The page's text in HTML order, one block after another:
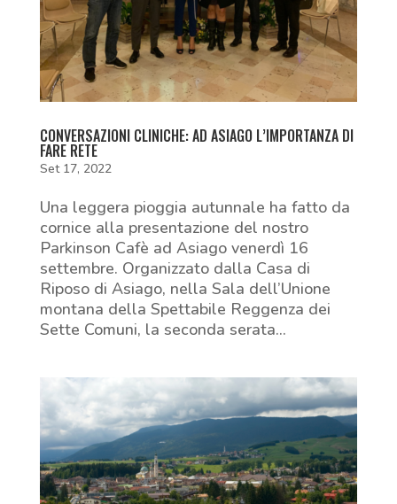
CONVERSAZIONI CLINICHE: AD ASIAGO L’IMPORTANZA DI
FARE RETE
Set 17, 2022
Una leggera pioggia autunnale ha fatto da
cornice alla presentazione del nostro
Parkinson Cafè ad Asiago venerdì 16
settembre. Organizzato dalla Casa di
Riposo di Asiago, nella Sala dell’Unione
montana della Spettabile Reggenza dei
Sette Comuni, la seconda serata...